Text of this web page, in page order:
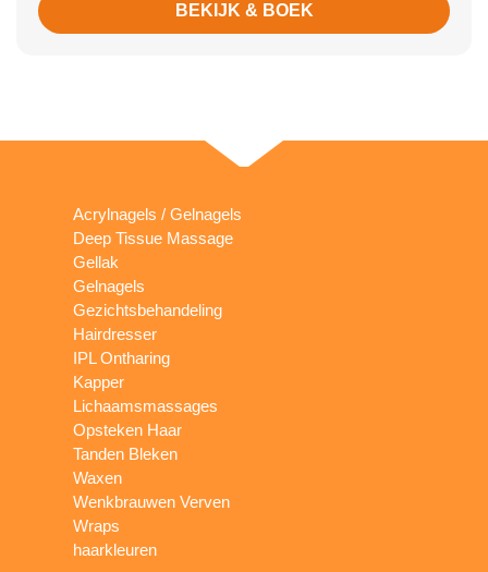
BEKIJK & BOEK
Acrylnagels / Gelnagels
Deep Tissue Massage
Gellak
Gelnagels
Gezichtsbehandeling
Hairdresser
IPL Ontharing
Kapper
Lichaamsmassages
Opsteken Haar
Tanden Bleken
Waxen
Wenkbrauwen Verven
Wraps
haarkleuren